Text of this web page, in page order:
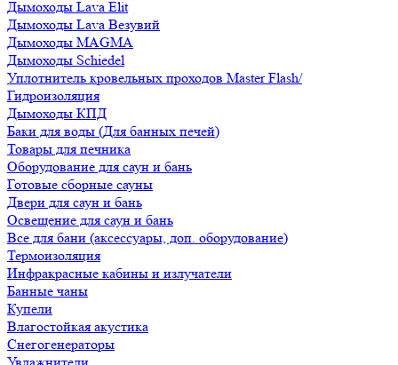
Дымоходы Lava Elit
Дымоходы Lava Везувий
Дымоходы MAGMA
Дымоходы Schiedel
Уплотнитель кровельных проходов Master Flash/
Гидроизоляция
Дымоходы КПД
Баки для воды (Для банных печей)
Товары для печника
Оборудование для саун и бань
Готовые сборные сауны
Двери для саун и бань
Освещение для саун и бань
Все для бани (аксессуары, доп. оборудование)
Термоизоляция
Инфракрасные кабины и излучатели
Банные чаны
Купели
Влагостойкая акустика
Снегогенераторы